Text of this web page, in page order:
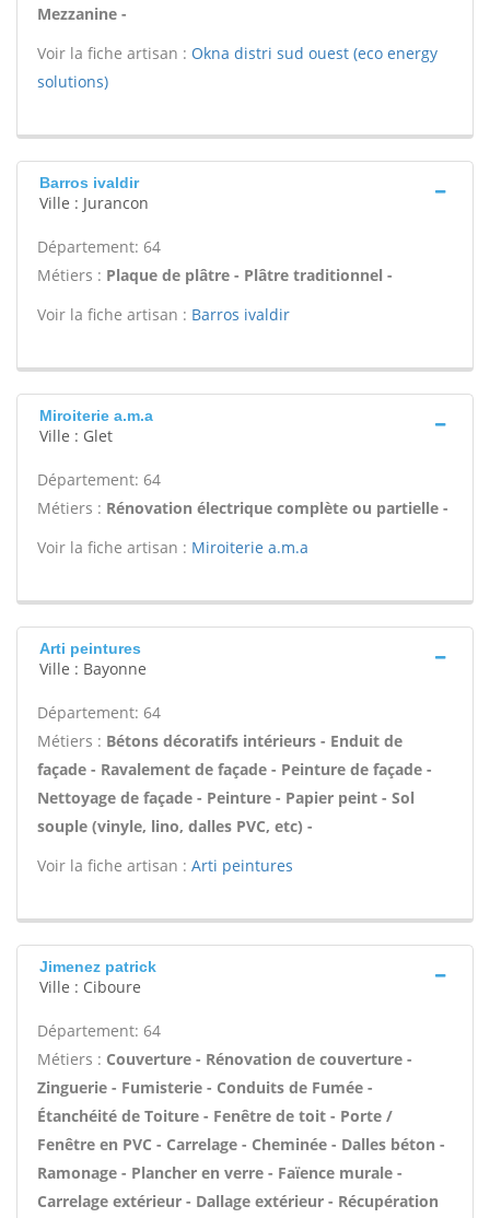
Mezzanine -
Voir la fiche artisan : Okna distri sud ouest (eco energy
solutions)
Barros ivaldir
Ville : Jurancon
Département: 64
Métiers : Plaque de plâtre - Plâtre traditionnel -
Voir la fiche artisan : Barros ivaldir
Miroiterie a.m.a
Ville : Glet
Département: 64
Métiers : Rénovation électrique complète ou partielle -
Voir la fiche artisan : Miroiterie a.m.a
Arti peintures
Ville : Bayonne
Département: 64
Métiers : Bétons décoratifs intérieurs - Enduit de
façade - Ravalement de façade - Peinture de façade -
Nettoyage de façade - Peinture - Papier peint - Sol
souple (vinyle, lino, dalles PVC, etc) -
Voir la fiche artisan : Arti peintures
Jimenez patrick
Ville : Ciboure
Département: 64
Métiers : Couverture - Rénovation de couverture -
Zinguerie - Fumisterie - Conduits de Fumée -
Étanchéité de Toiture - Fenêtre de toit - Porte /
Fenêtre en PVC - Carrelage - Cheminée - Dalles béton -
Ramonage - Plancher en verre - Faïence murale -
Carrelage extérieur - Dallage extérieur - Récupération